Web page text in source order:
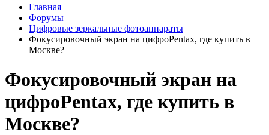
Главная
Форумы
Цифровые зеркальные фотоаппараты
Фокусировочный экран на цифроPentax, где купить в
Москве?
Фокусировочный экран на
цифроPentax, где купить в
Москве?